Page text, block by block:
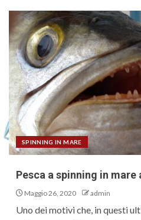
SPINNING IN MARE
Pesca a spinning in mare
Maggio 26, 2020 admin
Uno dei motivi che, in questi